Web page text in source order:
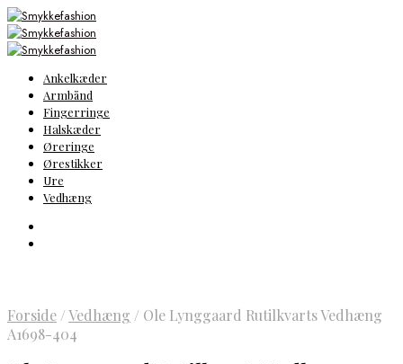
Ankelkæder
Armbånd
Fingerringe
Halskæder
Øreringe
Ørestikker
Ure
Vedhæng
Forside /Vedhæng / Ole Lynggaard Rutilkvarts Vedhæng
A1698-404